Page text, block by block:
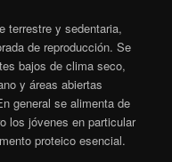
terrestre y sedentaria,
de reproducción. Se
bajos de clima seco,
y áreas abiertas
general se alimenta de
los jóvenes en particular
proteico esencial.